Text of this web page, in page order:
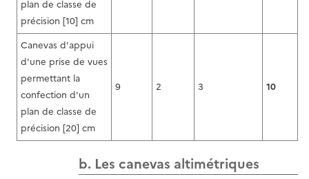
plan de classe de
précision [10] cm
Canevas d'appui
d'une prise de vues
permettant la
confection d'un
plan de classe de
précision [20] cm
9 2 3 10
b. Les canevas altimétriques